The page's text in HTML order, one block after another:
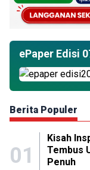
ePaper Edisi
Berita Populer
01
Kisah
Tembus
Penuh